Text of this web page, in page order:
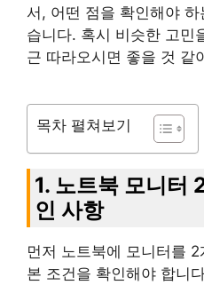
서, 어떤 점을 확인해야
습니다. 혹시 비슷한 고민
근 따라오시면 좋을 것 같
목차 펼쳐보기
1. 노트북 모니터
인 사항
먼저 노트북에 모니터를
본 조건을 확인해야 합니